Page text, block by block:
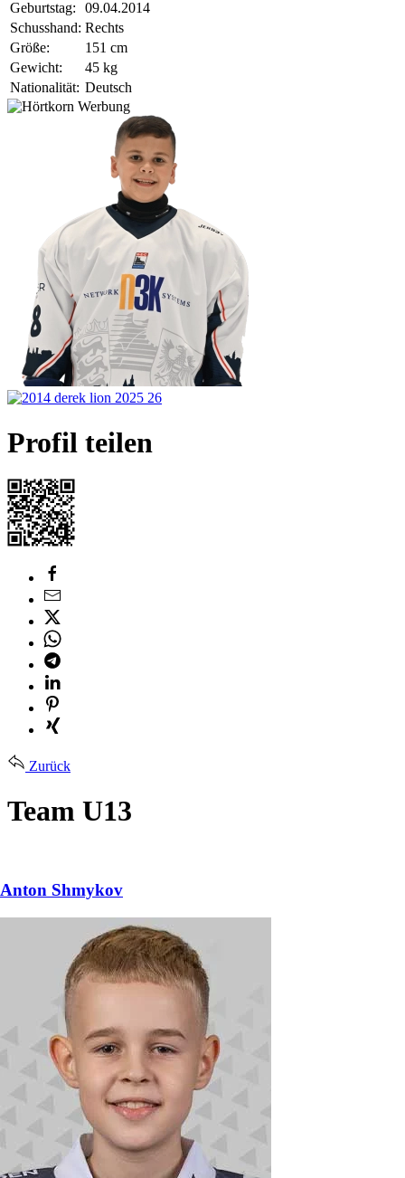
Geburtstag:
09.04.2014
Schusshand: Rechts
Größe:
151 cm
Gewicht:
45 kg
Nationalität: Deutsch
Profil teilen
Zurück
Team U13
Anton Shmykov